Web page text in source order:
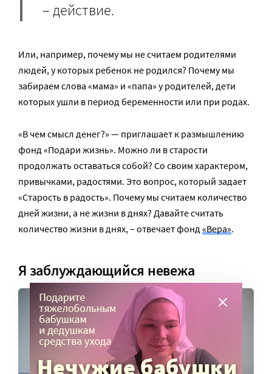
– действие.
Или, например, почему мы не считаем родителями
людей, у которых ребенок не родился? Почему мы
забираем слова «мама» и «папа» у родителей, дети
которых ушли в период беременности или при родах.
«В чем смысл денег?» — приглашает к размышлению
фонд «Подари жизнь». Можно ли в старости
продолжать оставаться собой? Со своим характером,
привычками, радостями. Это вопрос, который задает
«Старость в радость». Почему мы считаем количество
дней жизни, а не жизни в днях? Давайте считать
количество жизни в днях, – отвечает фонд «Вера».
Я заблуждающийся невежа